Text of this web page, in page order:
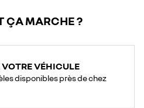
ÇA MARCHE ?
VÉHICULE
disponibles près de chez